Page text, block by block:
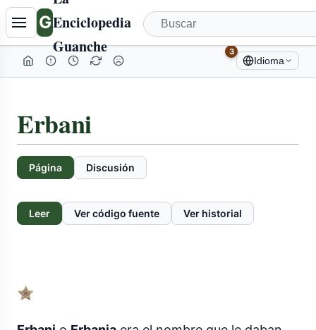
GEnciclopedia
Guanche
3
Idioma
Erbani
Página Discusión
Leer Ver código fuente Ver historial